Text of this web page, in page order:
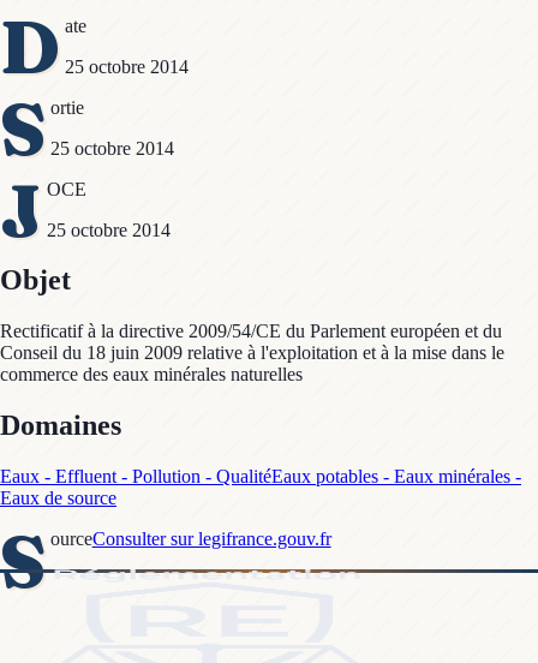
D ate
25 octobre 2014
S ortie
25 octobre 2014
J OCE
25 octobre 2014
Objet
Rectificatif à la directive 2009/54/CE du Parlement européen et du
Conseil du 18 juin 2009 relative à l'exploitation et à la mise dans le
commerce des eaux minérales naturelles
Domaines
Eaux - Effluent - Pollution - QualitéEaux potables - Eaux minérales -
Eaux de source
S ourceConsulter sur legifrance.gouv.fr